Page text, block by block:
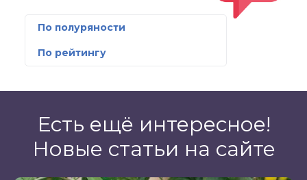
По полуряности
По рейтингу
Есть ещё интересное!
Новые статьи на сайте